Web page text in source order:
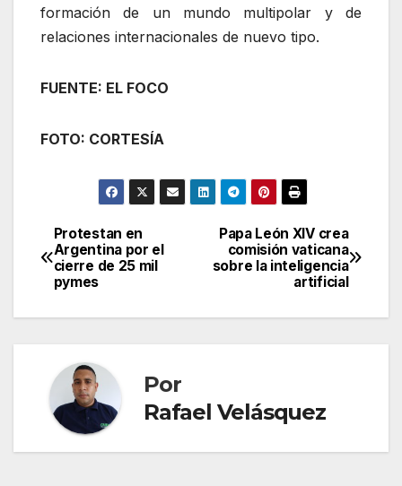
formación de un mundo multipolar y de
relaciones internacionales de nuevo tipo.
FUENTE: EL FOCO
FOTO: CORTESÍA
Navegación
de
entradas
Papa León XIV crea
comisión vaticana
sobre la inteligencia
artificial
Protestan en
Argentina por el
cierre de 25 mil
pymes
Por
Rafael Velásquez